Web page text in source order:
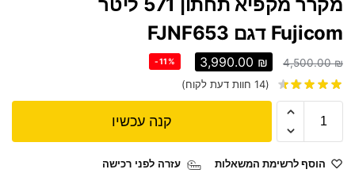
Fujicom דגם FJNF653
4,500.00₪
3,990.00 ₪
-11%
(
14 חוות דעת לקוח)
קנה עכשיו
הוסף לרשימת המשאלות עזרה לפני רכישה